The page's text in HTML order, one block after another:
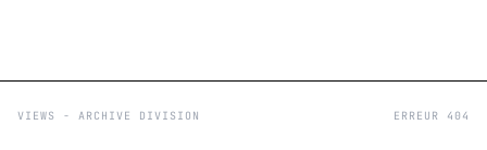
VIEWS - ARCHIVE DIVISION ERREUR 404